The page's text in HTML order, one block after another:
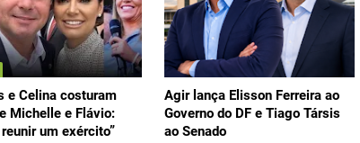
e Celina costuram
Michelle e Flávio:
um exército”
Agir lança Elisson Ferreira ao
Governo do DF e Tiago Társis
ao Senado